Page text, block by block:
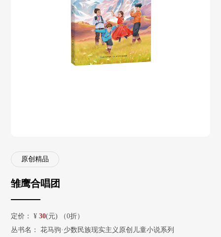
原创精品
雏鹰合唱团
定价： ¥30(元) （0折）
丛书名：
花马驹·少数民族现实主义原创儿童小说系列